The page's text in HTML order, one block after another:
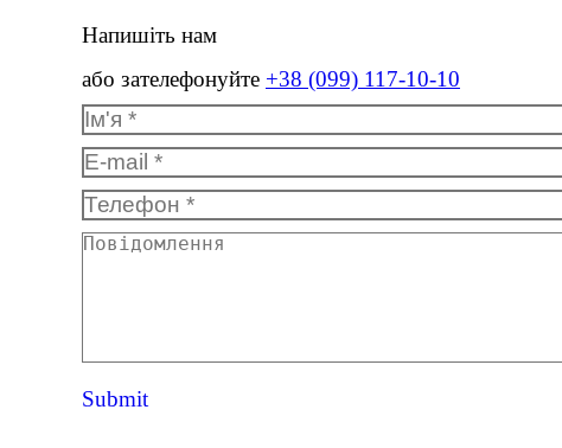
Напишіть нам
або зателефонуйте +38 (099) 117-10-10
Ім'я *
E-mail *
Телефон *
Повідомлення
Submit